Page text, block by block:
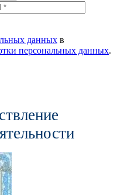
данных в
персональных данных.